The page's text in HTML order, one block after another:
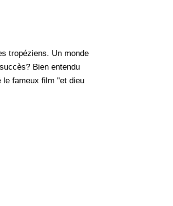
tropéziens. Un monde
Bien entendu
le fameux film "et dieu